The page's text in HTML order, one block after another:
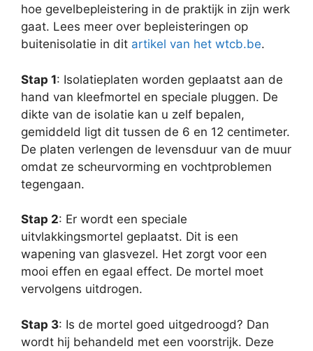
hoe gevelbepleistering in de praktijk in zijn werk
gaat. Lees meer over bepleisteringen op
buitenisolatie in dit artikel van het wtcb.be.
Stap 1: Isolatieplaten worden geplaatst aan de
hand van kleefmortel en speciale pluggen. De
dikte van de isolatie kan u zelf bepalen,
gemiddeld ligt dit tussen de 6 en 12 centimeter.
De platen verlengen de levensduur van de muur
omdat ze scheurvorming en vochtproblemen
tegengaan.
Stap 2: Er wordt een speciale
uitvlakkingsmortel geplaatst. Dit is een
wapening van glasvezel. Het zorgt voor een
mooi effen en egaal effect. De mortel moet
vervolgens uitdrogen.
Stap 3: Is de mortel goed uitgedroogd? Dan
wordt hij behandeld met een voorstrijk. Deze